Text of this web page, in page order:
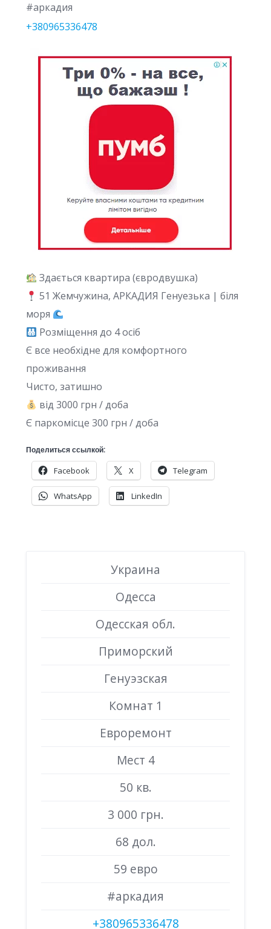
#аркадия
+380965336478
Здається квартира (євродвушка)
51 Жемчужина, АРКАДИЯ Генуезька | біля
моря
Розміщення до 4 осіб
Є все необхідне для комфортного
проживання
Чисто, затишно
від 3000 грн / доба
Є паркомісце 300 грн / доба
Поделиться ссылкой:
Facebook X Telegram
WhatsApp LinkedIn
Украина
Одесса
Одесская обл.
Приморский
Генуэзская
Комнат 1
Евроремонт
Мест 4
50 кв.
3 000 грн.
68 дол.
59 евро
#аркадия
+380965336478